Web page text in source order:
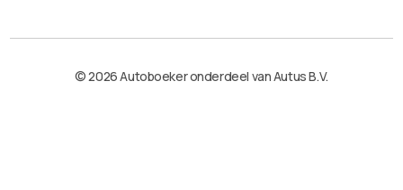
© 2026 Autoboeker onderdeel van Autus B.V.